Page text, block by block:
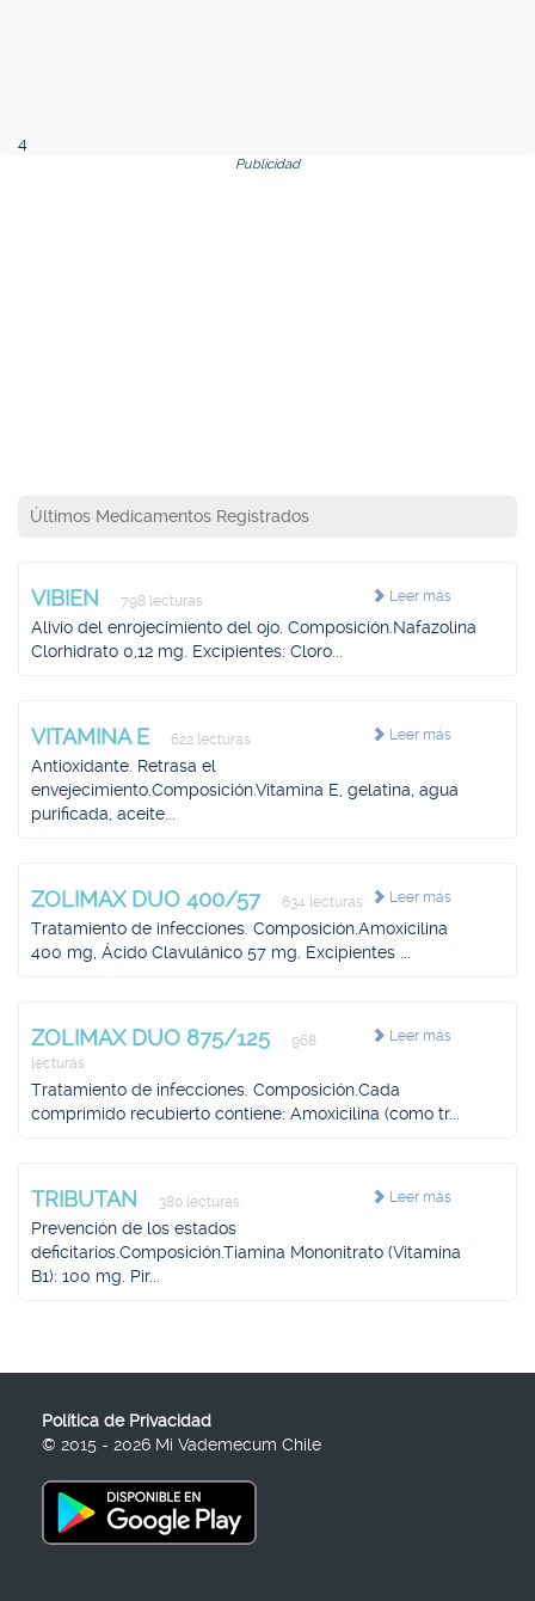
4
Publicidad
Últimos Medicamentos Registrados
Leer más
VIBIEN 798 lecturas
Alivio del enrojecimiento del ojo. Composición.Nafazolina
Clorhidrato 0,12 mg. Excipientes: Cloro...
Leer más
VITAMINA E 622 lecturas
Antioxidante. Retrasa el
envejecimiento.Composición.Vitamina E, gelatina, agua
purificada, aceite...
Leer más
ZOLIMAX DUO 400/57 634 lecturas
Tratamiento de infecciones. Composición.Amoxicilina
400 mg, Ácido Clavulánico 57 mg. Excipientes ...
Leer más
ZOLIMAX DUO 875/125
968
lecturas
Tratamiento de infecciones. Composición.Cada
comprimido recubierto contiene: Amoxicilina (como tr...
Leer más
TRIBUTAN 380 lecturas
Prevención de los estados
deficitarios.Composición.Tiamina Mononitrato (Vitamina
B1): 100 mg. Pir...
Política de Privacidad
© 2015 - 2026 Mi Vademecum Chile